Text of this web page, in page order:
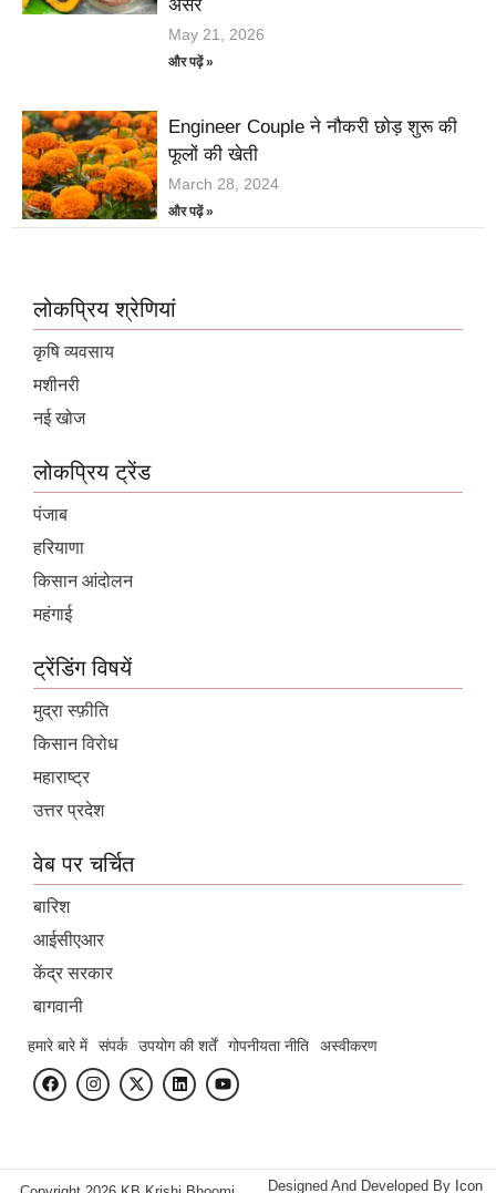
असर
May 21, 2026
और पढ़ें »
Engineer Couple ने नौकरी छोड़ शुरू की
फूलों की खेती
March 28, 2024
और पढ़ें »
लोकप्रिय श्रेणियां
कृषि व्यवसाय
मशीनरी
नई खोज
लोकप्रिय ट्रेंड
पंजाब
हरियाणा
किसान आंदोलन
महंगाई
ट्रेंडिंग विषयें
मुद्रा स्फ़ीति
किसान विरोध
महाराष्ट्र
उत्तर प्रदेश
वेब पर चर्चित
बारिश
आईसीएआर
केंद्र सरकार
बागवानी
हमारे बारे में संपर्क उपयोग की शर्तें गोपनीयता नीति अस्वीकरण
Designed And Developed By Icon